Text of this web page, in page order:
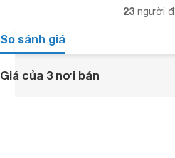
23 người
So sánh giá
Giá của 3 nơi bán